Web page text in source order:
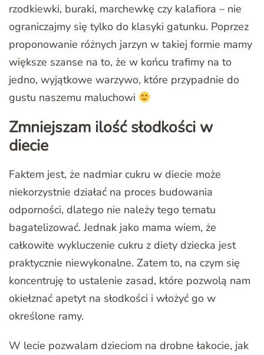
rzodkiewki, buraki, marchewkę czy kalafiora – nie
ograniczajmy się tylko do klasyki gatunku. Poprzez
proponowanie różnych jarzyn w takiej formie mamy
większe szanse na to, że w końcu trafimy na to
jedno, wyjątkowe warzywo, które przypadnie do
gustu naszemu maluchowi
Zmniejszam ilość słodkości w
diecie
Faktem jest, że nadmiar cukru w diecie może
niekorzystnie działać na proces budowania
odporności, dlatego nie należy tego tematu
bagatelizować. Jednak jako mama wiem, że
całkowite wykluczenie cukru z diety dziecka jest
praktycznie niewykonalne. Zatem to, na czym się
koncentruję to ustalenie zasad, które pozwolą nam
okiełznać apetyt na słodkości i włożyć go w
określone ramy.
W lecie pozwalam dzieciom na drobne łakocie, jak